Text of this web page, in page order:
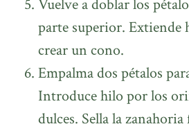
Vuelve a doblar los
parte superior. Extiende
crear un cono.
Empalma dos pétalos
Introduce hilo por los
dulces. Sella la